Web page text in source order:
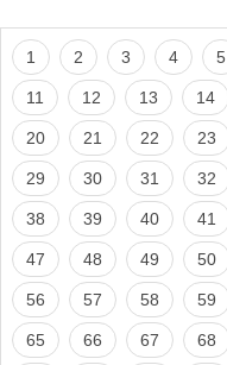
1 2 3 4 5
11 12 13 14
20 21 22 23
29 30 31 32
38 39 40 41
47 48 49 50
56 57 58 59
65 66 67 68